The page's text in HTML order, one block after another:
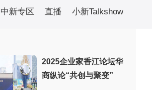
中新专区 直播 小新Talkshow
2025企业家香江论坛华
商纵论“共创与聚变”